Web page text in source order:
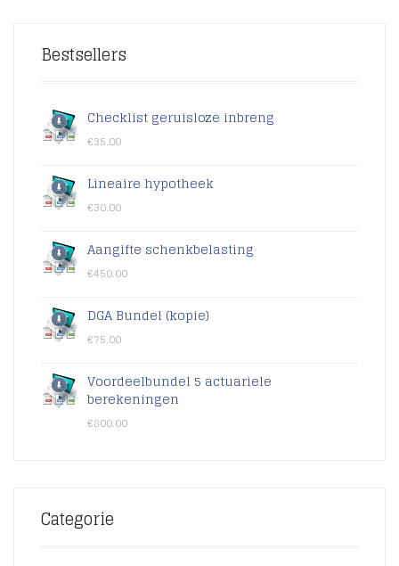
Bestsellers
Checklist geruisloze inbreng
€35.00
Lineaire hypotheek
€30.00
Aangifte schenkbelasting
€450.00
DGA Bundel (kopie)
€75.00
Voordeelbundel 5 actuariele
berekeningen
€800.00
Categorie